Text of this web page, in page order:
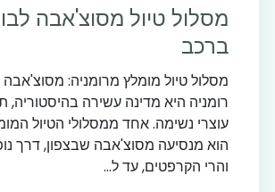
מסלול טיול מסוצ'אבה
ברכב
מסלול טיול מומלץ מרומניה:
רומניה היא מדינה עשירה בהיסטוריה,
עוצרי נשימה. אחד ממסלולי הטיול
הוא מנסיעה מסוצ'אבה שבצפון, דרך
והרי הקרפטים, עד ל...